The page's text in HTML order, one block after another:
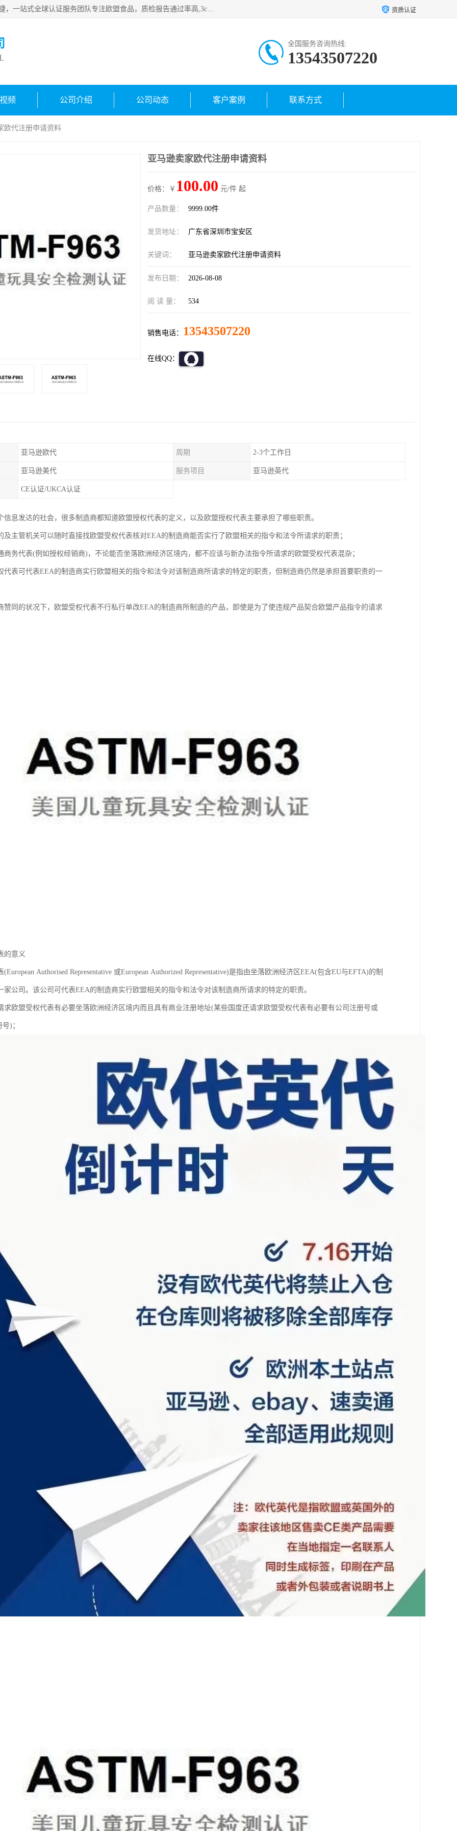
深圳万检通科技有限公司专注深圳CE认证，欧盟ce认证，*快捷，一站式全球认证服务团队专注欧盟食品，质检报告通过率高,3c认证优惠，欧盟公告机构授权代理，欢迎咨询 资质认证
全国服务咨询热线:
13543507220
频 公司介绍 公司动态 客户案例 联系方式
欧代注册申请资料
亚马逊卖家欧代注册申请资料
价格：￥ 100.00 元/件 起
产品数量： 9999.00件
发货地址： 广东省深圳市宝安区
关键词： 亚马逊卖家欧代注册申请资料
发布日期： 2026-08-08
阅 读 量： 534
销售电话： 13543507220
在线QQ：
亚马逊欧代 周期 2-3个工作日
亚马逊美代 服务项目 亚马逊英代
CE认证/UKCA认证
信息发达的社会，很多制造商都知道欧盟授权代表的定义，以及欧盟授权代表主要承担了哪些职责。
及主管机关可以随时直接找欧盟受权代表核对EEA的制造商能否实行了欧盟相关的指令和法令所请求的职责；
商务代表(例如授权经销商)，不论能否坐落欧洲经济区境内，都不应该与新办法指令所请求的欧盟受权代表混杂；
代表可代表EEA的制造商实行欧盟相关的指令和法令对该制造商所请求的特定的职责，但制造商仍然是承担首要职责的一
赞同的状况下，欧盟受权代表不行私行单改EEA的制造商所制造的产品，即使是为了使违规产品契合欧盟产品指令的请求
的意义
(European Authorised Representative 或European Authorized Representative)是指由坐落欧洲经济区EEA(包含EU与EFTA)的制
家公司。该公司可代表EEA的制造商实行欧盟相关的指令和法令对该制造商所请求的特定的职责。
求欧盟受权代表有必要坐落欧洲经济区境内而且具有商业注册地址(某些国度还请求欧盟受权代表有必要有公司注册号或
)；